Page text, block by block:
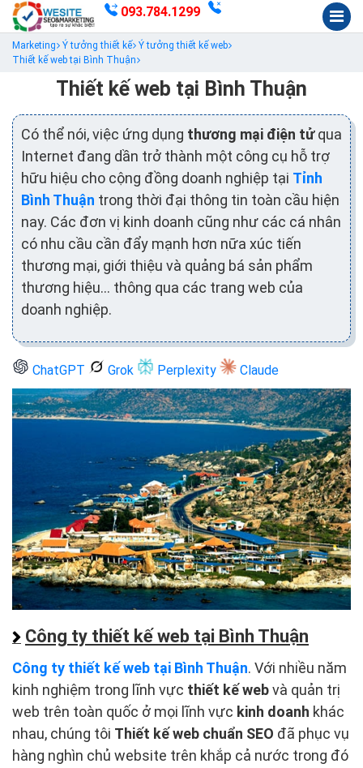
093.784.1299
Marketing Ý tưởng thiết kế Ý tưởng thiết kế web
Thiết kế web tại Bình Thuận
Thiết kế web tại Bình Thuận
Có thể nói, việc ứng dụng thương mại điện tửqua
Internet đang dần trở thành một công cụ hỗ trợ
hữu hiệu cho cộng đồng doanh nghiệp tại Tỉnh
Bình Thuận trong thời đại thông tin toàn cầu hiện
nay. Các đơn vị kinh doanh cũng như các cá nhân
có nhu cầu cần đẩy mạnh hơn nữa xúc tiến
thương mại, giới thiệu và quảng bá sản phẩm
thương hiệu… thông qua các trang web của
doanh nghiệp.
ChatGPT Grok Perplexity Claude
Công ty thiết kế web tại Bình Thuận
Công ty thiết kế web tại Bình Thuận. Với nhiều năm
kinh nghiệm trong lĩnh vực thiết kế webvà quản trị
web trên toàn quốc ở mọi lĩnh vực kinh doanh khác
nhau, chúng tôi Thiết kế web chuẩn SEO đã phục vụ
hàng nghìn chủ website trên khắp cả nước trong đó